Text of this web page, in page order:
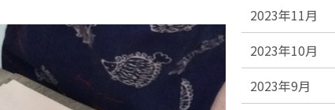
2023年11月
2023年10月
2023年9月